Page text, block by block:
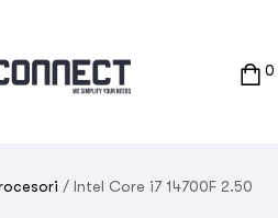
0
/ Intel Core i7 14700F 2.50